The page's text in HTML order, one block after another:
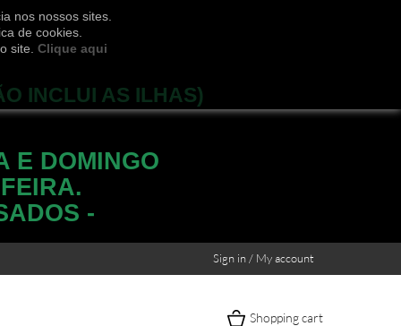
nos nossos sites.
de cookies.
site. Clique aqui
INCLUI AS ILHAS)
E DOMINGO
-
Sign in / My account
Shopping cart